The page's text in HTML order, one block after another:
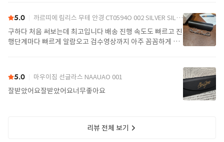
5.0 까르띠에 림리스 무테 안경 CT0594O 002 SILVER SILVER TRANSPARENT
구하다 처음 써보는데 최고입니다 배송 진행 속도도 빠르고 진
행단계마다 빠르게 알람오고 검수영상까지 아주 꼼꼼하게 찍
5.0 마우이짐 선글라스 NAAUAO 001
잘받았어요잘받았어요너무좋아요
리뷰 전체 보기